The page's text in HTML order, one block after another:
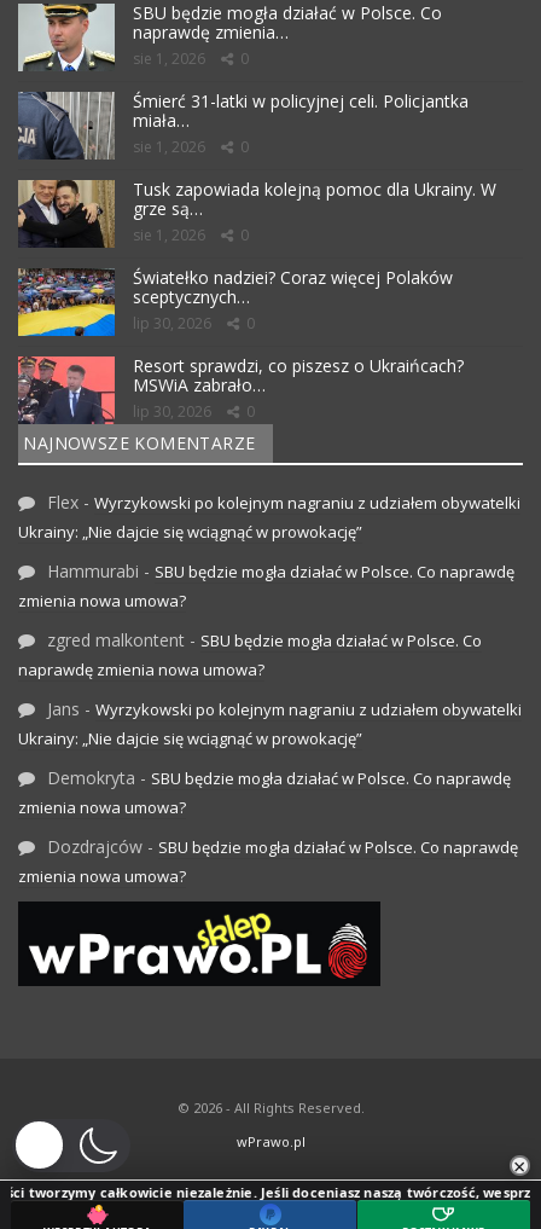
SBU będzie mogła działać w Polsce. Co
naprawdę zmienia…
sie 1, 2026 0
Śmierć 31-latki w policyjnej celi. Policjantka
miała…
sie 1, 2026 0
Tusk zapowiada kolejną pomoc dla Ukrainy. W
grze są…
sie 1, 2026 0
Światełko nadziei? Coraz więcej Polaków
sceptycznych…
lip 30, 2026 0
Resort sprawdzi, co piszesz o Ukraińcach?
MSWiA zabrało…
lip 30, 2026 0
NAJNOWSZE KOMENTARZE
Flex - Wyrzykowski po kolejnym nagraniu z udziałem obywatelki
Ukrainy: „Nie dajcie się wciągnąć w prowokację”
Hammurabi - SBU będzie mogła działać w Polsce. Co naprawdę
zmienia nowa umowa?
zgred malkontent - SBU będzie mogła działać w Polsce. Co
naprawdę zmienia nowa umowa?
Jans - Wyrzykowski po kolejnym nagraniu z udziałem obywatelki
Ukrainy: „Nie dajcie się wciągnąć w prowokację”
Demokryta - SBU będzie mogła działać w Polsce. Co naprawdę
zmienia nowa umowa?
Dozdrajców - SBU będzie mogła działać w Polsce. Co naprawdę
zmienia nowa umowa?
© 2026 - All Rights Reserved.
wPrawo.pl
×
tworzymy całkowicie niezależnie. Jeśli doceniasz naszą twórczość, wesprzyj